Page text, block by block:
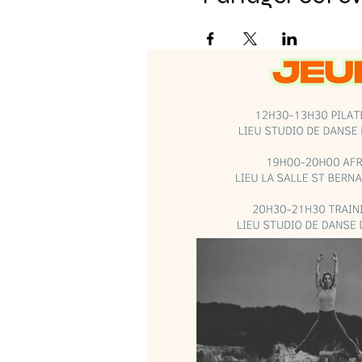
© 20203 par Salle de Sport. Créé avec